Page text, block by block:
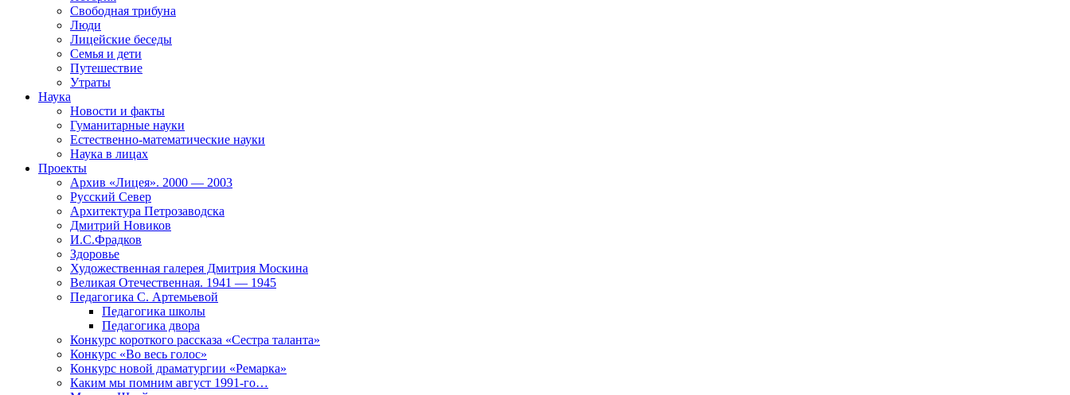
Свободная трибуна
Люди
Лицейские беседы
Семья и дети
Путешествие
Утраты
Наука
Новости и факты
Гуманитарные науки
Естественно-математические науки
Наука в лицах
Проекты
Архив «Лицея». 2000 — 2003
Русский Север
Архитектура Петрозаводска
Дмитрий Новиков
И.С.Фрадков
Здоровье
Художественная галерея Дмитрия Москина
Великая Отечественная. 1941 — 1945
Педагогика С. Артемьевой
Педагогика школы
Педагогика двора
Конкурс короткого рассказа «Сестра таланта»
Конкурс «Во весь голос»
Конкурс новой драматургии «Ремарка»
Каким мы помним август 1991-го…